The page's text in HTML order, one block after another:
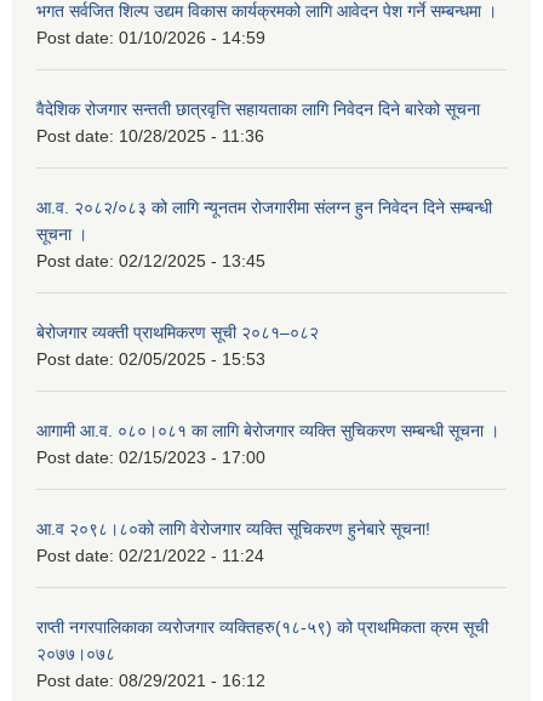
भगत सर्वजित शिल्प उद्यम विकास कार्यक्रमको लागि आवेदन पेश गर्ने सम्बन्धमा ।
Post date: 01/10/2026 - 14:59
वैदेशिक रोजगार सन्तती छात्रवृत्ति सहायताका लागि निवेदन दिने बारेको सूचना
Post date: 10/28/2025 - 11:36
आ.व. २०८२/०८३ को लागि न्यूनतम रोजगारीमा संलग्न हुन निवेदन दिने सम्बन्धी
सूचना ।
Post date: 02/12/2025 - 13:45
बेरोजगार व्यक्ती प्राथमिकरण सूची २०८१–०८२
Post date: 02/05/2025 - 15:53
आगामी आ.व. ०८०।०८१ का लागि बेरोजगार व्यक्ति सुचिकरण सम्बन्धी सूचना ।
Post date: 02/15/2023 - 17:00
आ.व २०९८।८०को लागि वेरोजगार व्यक्ति सूचिकरण हुनेबारे सूचना!
Post date: 02/21/2022 - 11:24
राप्ती नगरपालिकाका व्यरोजगार व्यक्तिहरु(१८-५९) को प्राथमिकता क्रम सूची
२०७७।०७८
Post date: 08/29/2021 - 16:12